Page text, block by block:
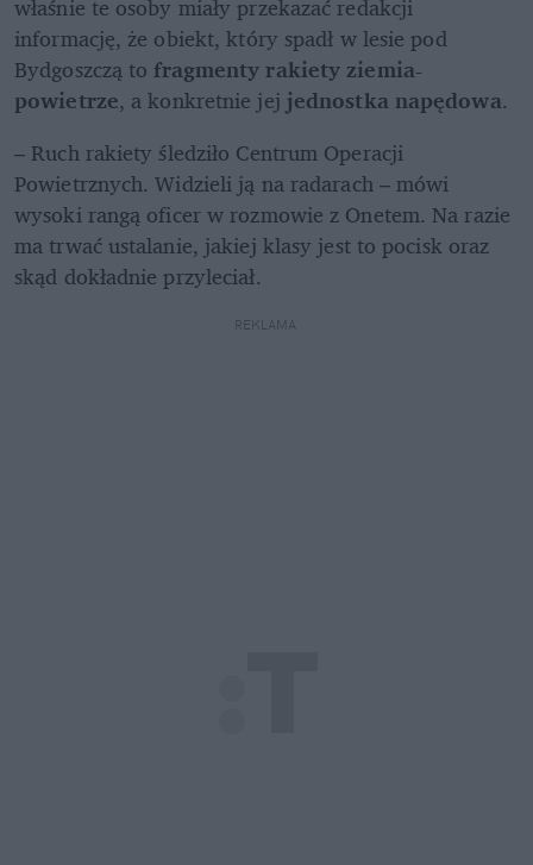
właśnie te osoby miały przekazać redakcji
informację, że obiekt, który spadł w lesie pod
Bydgoszczą to fragmenty rakiety ziemia-
powietrze, a konkretnie jej jednostka napędowa
– Ruch rakiety śledziło Centrum Operacji
Powietrznych. Widzieli ją na radarach – mówi
wysoki rangą oficer w rozmowie z Onetem. Na razie
ma trwać ustalanie, jakiej klasy jest to pocisk oraz
skąd dokładnie przyleciał.
REKLAMA